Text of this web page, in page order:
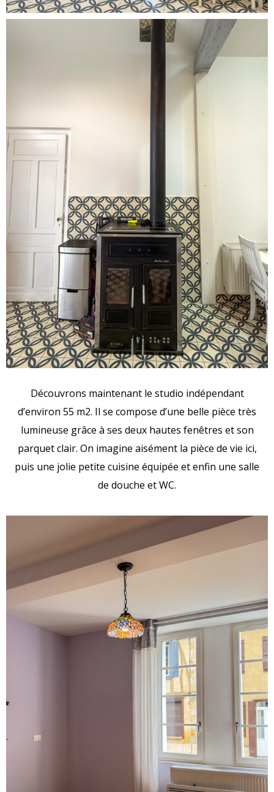
Découvrons maintenant le studio indépendant
d’environ 55 m2. Il se compose d’une belle pièce très
lumineuse grâce à ses deux hautes fenêtres et son
parquet clair. On imagine aisément la pièce de vie ici,
puis une jolie petite cuisine équipée et enfin une salle
de douche et WC.